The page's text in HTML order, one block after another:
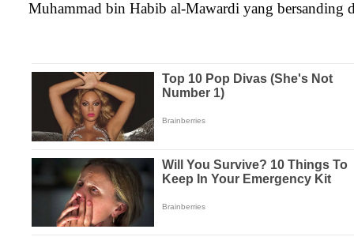
Muhammad bin Habib al-Mawardi yang bersanding